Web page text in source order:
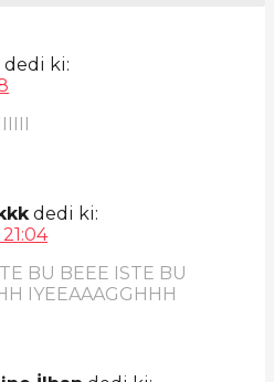
dedi ki:
dedi ki:
BU BEEE ISTE BU
IYEEAAAGGHHH